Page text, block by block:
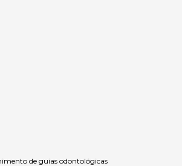
de guias odontológicas